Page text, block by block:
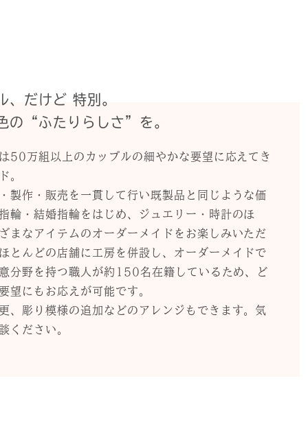
、だけど 特別。
の“ふたりらしさ”を。
50万組以上のカップルの細やかな要望に応えてき
。
製作・販売を一貫して行い既製品と同じような価
輪・結婚指輪をはじめ、ジュエリー・時計のほ
まなアイテムのオーダーメイドをお楽しみいただ
とんどの店舗に工房を併設し、オーダーメイドで
分野を持つ職人が約150名在籍しているため、ど
望にもお応えが可能です。
、彫り模様の追加などのアレンジもできます。気
ください。